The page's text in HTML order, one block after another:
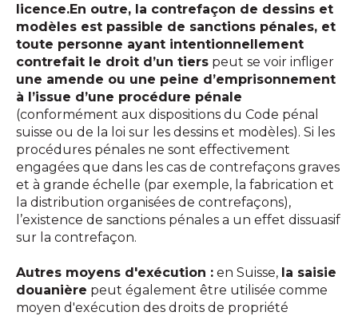
licence.En outre, la contrefaçon de dessins et
modèles est passible de sanctions pénales, et
toute personne ayant intentionnellement
contrefait le droit d’un tiers peut se voir infliger
une amende ou une peine d’emprisonnement
à l’issue d’une procédure pénale
(conformément aux dispositions du Code pénal
suisse ou de la loi sur les dessins et modèles). Si les
procédures pénales ne sont effectivement
engagées que dans les cas de contrefaçons graves
et à grande échelle (par exemple, la fabrication et
la distribution organisées de contrefaçons),
l’existence de sanctions pénales a un effet dissuasif
sur la contrefaçon.
Autres moyens d'exécution : en Suisse, la saisie
douanière peut également être utilisée comme
moyen d'exécution des droits de propriété